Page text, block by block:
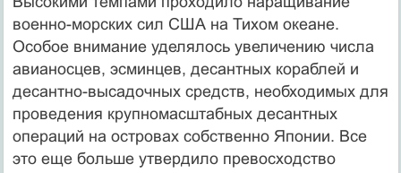
военно-морских сил США на Тихом океане.
Особое внимание уделялось увеличению числа
авианосцев, эсминцев, десантных кораблей и
десантно-высадочных средств, необходимых для
проведения крупномасштабных десантных
операций на островах собственно Японии. Все
это еще больше утвердило превосходство